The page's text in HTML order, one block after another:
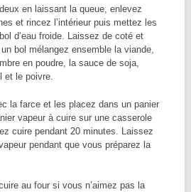
en laissant la queue, enlevez
et rincez l’intérieur puis mettez les
d’eau froide. Laissez de coté et
bol mélangez ensemble la viande,
en poudre, la sauce de soja,
et le poivre.
la farce et les placez dans un panier
vapeur à cuire sur une casserole
cuire pendant 20 minutes. Laissez
pendant que vous préparez la
au four si vous n’aimez pas la